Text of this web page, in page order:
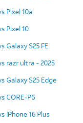
Pixel 10a
Pixel 10
Galaxy S25 FE
razr ultra - 2025
Galaxy S25 Edge
CORE-P6
iPhone 16 Plus